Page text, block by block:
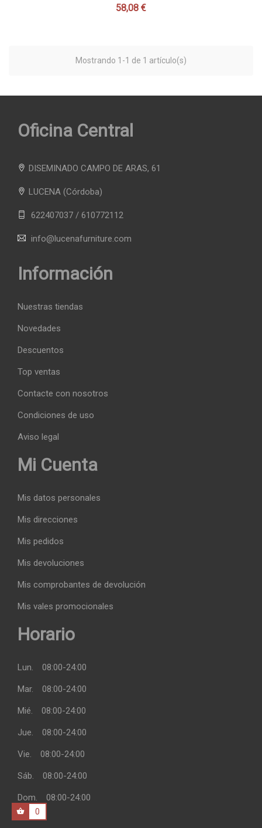
58,08 €
Mostrando 1-1 de 1 artículo(s)
Oficina Central
DISEMINADO CAMPO DE ARAS, 61
LUCENA (Córdoba)
622407037 / 610772112
info@lucenafurniture.com
Información
Nuestras tiendas
Novedades
Descuentos
Top ventas
Contacte con nosotros
Condiciones de uso
Aviso legal
Mi Cuenta
Mis datos personales
Mis direcciones
Mis pedidos
Mis devoluciones
Mis comprobantes de devolución
Mis vales promocionales
Horario
Lun. 08:00-24:00
Mar. 08:00-24:00
Mié. 08:00-24:00
Jue. 08:00-24:00
Vie. 08:00-24:00
Sáb. 08:00-24:00
Dom. 08:00-24:00
0